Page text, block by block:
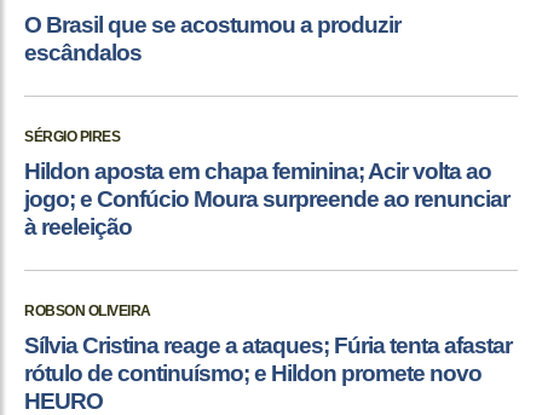
O Brasil que se acostumou a produzir
escândalos
SÉRGIO PIRES
Hildon aposta em chapa feminina; Acir volta ao
jogo; e Confúcio Moura surpreende ao renunciar
à reeleição
ROBSON OLIVEIRA
Sílvia Cristina reage a ataques; Fúria tenta afastar
rótulo de continuísmo; e Hildon promete novo
HEURO